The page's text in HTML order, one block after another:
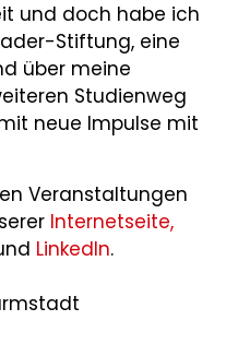
und doch habe ich
Stiftung, eine
über meine
Studienweg
neue Impulse mit
Veranstaltungen
Internetseite,
LinkedIn.